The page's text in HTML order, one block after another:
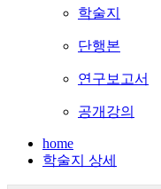
학술지
단행본
연구보고서
공개강의
home
학술지 상세